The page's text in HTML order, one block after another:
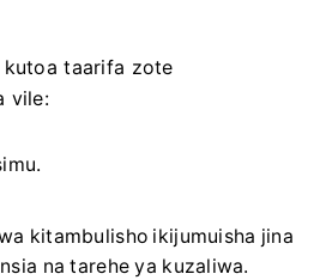
kutoa taarifa zote
vile:
kitambulisho ikijumuisha jina
na tarehe ya kuzaliwa.